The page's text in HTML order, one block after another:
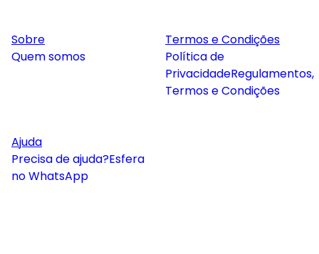
Sobre
Quem somos
Termos e Condições
Política de
PrivacidadeRegulamentos,
Termos e Condições
Ajuda
Precisa de ajuda?Esfera
no WhatsApp